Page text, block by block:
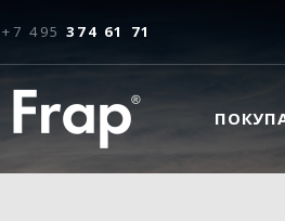
+7 495 374 61 71